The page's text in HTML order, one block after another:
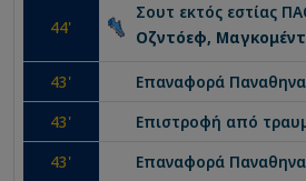
44'
Σουτ εκτός εστίας
Οζντόεφ, Μαγκομέντ
43' Επαναφορά
43' Επιστροφή από
43' Επαναφορά